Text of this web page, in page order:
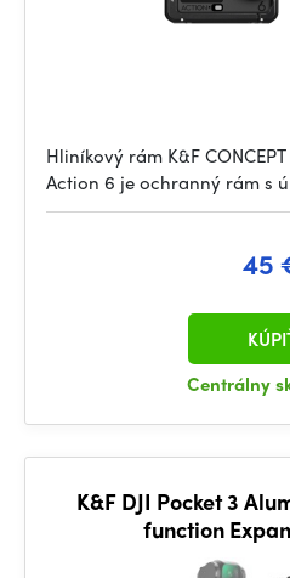
Hliníkový rám K&F
Action 6 je ochranný rám s
45
Centrálny
K&F DJI Pocket 3
function